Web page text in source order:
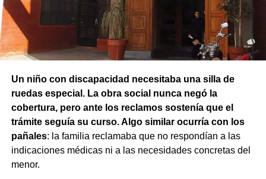
permanezcan detenidos durante un mes mientras
continúa la investigación.
Un niño con discapacidad necesitaba una silla de
ruedas especial. La obra social nunca negó la
cobertura, pero ante los reclamos sostenía que el
trámite seguía su curso. Algo similar ocurría con los
pañales: la familia reclamaba que no respondían a las
indicaciones médicas ni a las necesidades concretas del
menor.